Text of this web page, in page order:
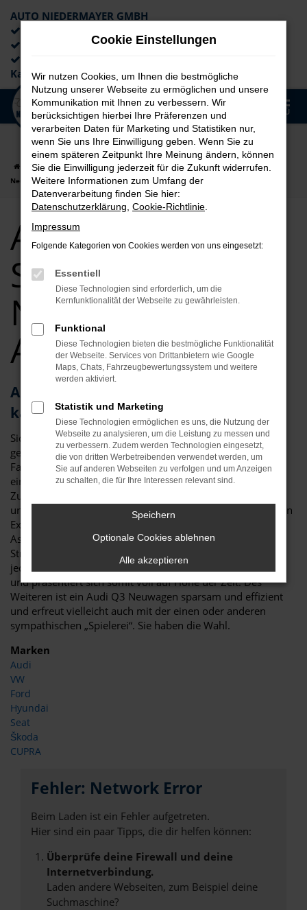
Zum
Hauptinhalt
springen
AUTO NIEDERMAYER GMBH
Lieferung an die Haustür
Kaufabwicklung
MENÜ
Startseite Straubing Audi Audi Q3
Audi Q3 für Straubing
Neuwagen Top Angebote
Audi Q3 für
Straubing
Neuwagen Top
Angebote
Audi Q3 – als Neuwagen für Straubing
kaum zu toppen
Sicher haben Sie schon viel über den Audi Q3 Neuwagen
gelesen und festgestellt, dass es kaum ein geeigneteres
Fahrzeug für Straubing und Umgebung gibt. Da ist zum
einen die überzeugende Optik, die klar und deutlich die
Zugehörigkeit zur Modellfamilie von Audi erkennen lässt
und doch eigenständig ausfällt. Da sind aber auch die vielen
Extras der aktuellen Modellgeneration und die
Assistenzsysteme. Für einen Audi Q3 Neuwagen in
Straubing sprich in erster Linie der Sicherheitsaspekt. Mit
jeder Generation hat das Fahrzeug neue Technik erhalten
und präsentiert sich somit voll auf Höhe der Zeit. Des
Weiteren ist ein Audi Q3 Neuwagen sparsam und effizient
und erfreut vielleicht auch mit der einen oder anderen
sympathischen „Spielerei“. Sie haben die Wahl.
Marken
Audi
VW
Ford
Hyundai
Seat
Škoda
CUPRA
Fehler: Network Error
Beim Laden ist ein Fehler aufgetreten.
Hier sind ein paar Tipps, die dir helfen können:
Überprüfe deine Firewall und deine
Internetverbindung.
Laden andere Webseiten, zum Beispiel deine
Suchmaschine?
Cookie Einstellungen
Wir nutzen Cookies, um Ihnen die bestmögliche
Nutzung unserer Webseite zu ermöglichen und unsere
Kommunikation mit Ihnen zu verbessern. Wir
berücksichtigen hierbei Ihre Präferenzen und
verarbeiten Daten für Marketing und Statistiken nur,
wenn Sie uns Ihre Einwilligung geben. Wenn Sie zu
einem späteren Zeitpunkt Ihre Meinung ändern, können
Sie die Einwilligung jederzeit für die Zukunft widerrufen.
Weitere Informationen zum Umfang der
Datenverarbeitung finden Sie hier:
Datenschutzerklärung Cookie-Richtlinie
Impressum
Folgende Kategorien von Cookies werden von uns eingesetzt:
Essentiell
Diese Technologien sind erforderlich, um die
Kernfunktionalität der Webseite zu gewährleisten.
Funktional
Diese Technologien bieten die bestmögliche Funktionalität
der Webseite. Services von Drittanbietern wie Google
Maps, Chats, Fahrzeugbewertungssystem und weitere
werden aktiviert.
Statistik und Marketing
Diese Technologien ermöglichen es uns, die Nutzung der
Webseite zu analysieren, um die Leistung zu messen und
zu verbessern. Zudem werden Technologien eingesetzt,
die von dritten Werbetreibenden verwendet werden, um
Sie auf anderen Webseiten zu verfolgen und um Anzeigen
zu schalten, die für Ihre Interessen relevant sind.
Speichern
Optionale Cookies ablehnen
Alle akzeptieren